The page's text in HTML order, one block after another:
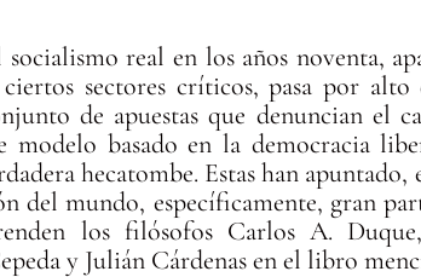
socialismo real en los años noventa,
sectores críticos, pasa por
de apuestas que denuncian
modelo basado en la democracia
hecatombe. Estas han
del mundo, específicamente, gran
los filósofos Carlos A.
y Julián Cárdenas en el libro